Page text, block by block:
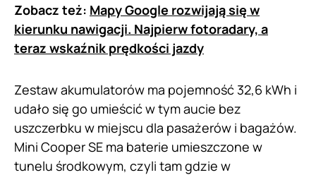
Zobacz też: Mapy Google rozwijają się w
kierunku nawigacji. Najpierw fotoradary, a
teraz wskaźnik prędkości jazdy
Zestaw akumulatorów ma pojemność 32,6 kWh i
udało się go umieścić w tym aucie bez
uszczerbku w miejscu dla pasażerów i bagażów.
Mini Cooper SE ma baterie umieszczone w
tunelu środkowym, czyli tam gdzie w